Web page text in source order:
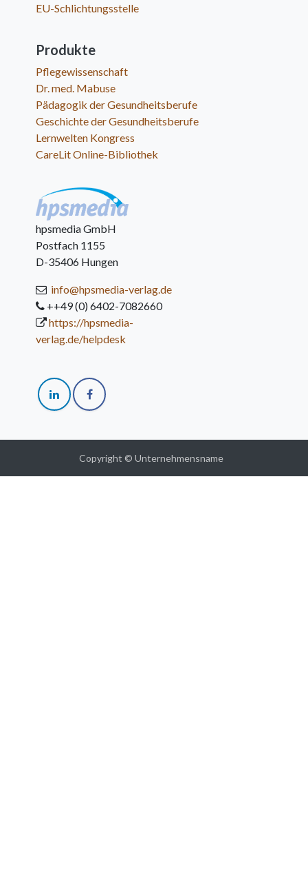
EU-Schlichtungsstelle
Produkte
Pflegewissenschaft
Dr. med. Mabuse
Pädagogik der Gesundheitsberufe
Geschichte der Gesundheitsberufe
Lernwelten Kongress
CareLit Online-Bibliothek
hpsmedia GmbH
Postfach 1155
D-35406 Hungen
info@hpsmedia-verlag.de
++49 (0) 6402-7082660
https://hpsmedia-
verlag.de/helpdesk
Copyright © Unternehmensname